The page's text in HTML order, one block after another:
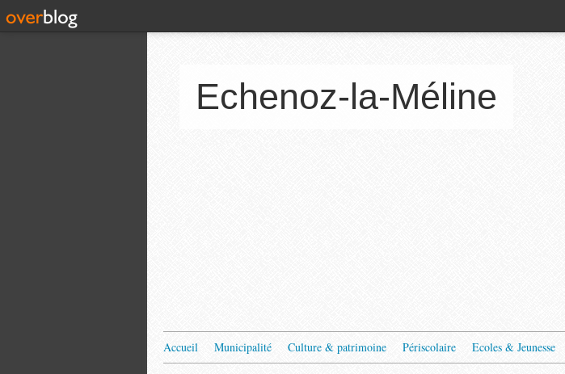
Echenoz-la-Méline
Accueil Municipalité Culture & patrimoine Périscolaire Ecoles & Jeunesse